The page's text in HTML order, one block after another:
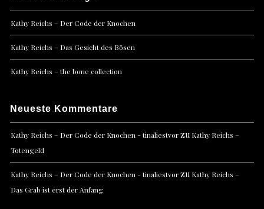
Kathy Reichs – Der Code der Knochen
Kathy Reichs – Das Gesicht des Bösen
Kathy Reichs – the bone collection
Neueste Kommentare
Kathy Reichs – Der Code der Knochen - tinaliestvorzu Kathy Reichs –
Totengeld
Kathy Reichs – Der Code der Knochen - tinaliestvorzu Kathy Reichs –
Das Grab ist erst der Anfang